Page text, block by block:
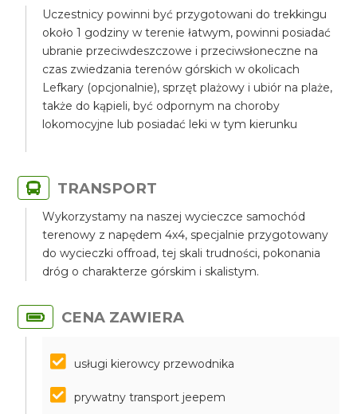
Uczestnicy powinni być przygotowani do trekkingu
około 1 godziny w terenie łatwym, powinni posiadać
ubranie przeciwdeszczowe i przeciwsłoneczne na
czas zwiedzania terenów górskich w okolicach
Lefkary (opcjonalnie), sprzęt plażowy i ubiór na plaże,
także do kąpieli, być odpornym na choroby
lokomocyjne lub posiadać leki w tym kierunku
TRANSPORT
Wykorzystamy na naszej wycieczce samochód
terenowy z napędem 4x4, specjalnie przygotowany
do wycieczki offroad, tej skali trudności, pokonania
dróg o charakterze górskim i skalistym.
CENA ZAWIERA
usługi kierowcy przewodnika
prywatny transport jeepem